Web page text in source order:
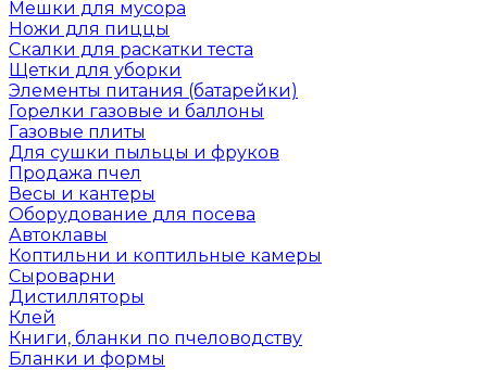
Мешки для мусора
Ножи для пиццы
Скалки для раскатки теста
Щетки для уборки
Элементы питания (батарейки)
Горелки газовые и баллоны
Газовые плиты
Для сушки пыльцы и фруков
Продажа пчел
Весы и кантеры
Оборудование для посева
Автоклавы
Коптильни и коптильные камеры
Сыроварни
Дистилляторы
Клей
Книги, бланки по пчеловодству
Бланки и формы